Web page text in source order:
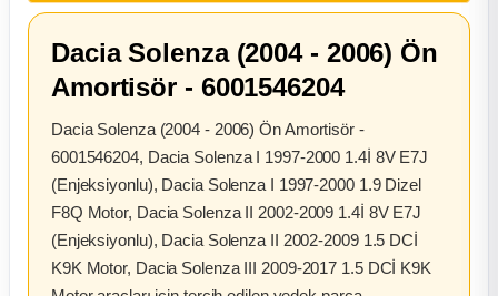
Parça
Dacia Solenza (2004 - 2006) Ön
Amortisör - 6001546204
Dacia Solenza (2004 - 2006) Ön Amortisör -
6001546204, Dacia Solenza I 1997-2000 1.4İ 8V E7J
(Enjeksiyonlu), Dacia Solenza I 1997-2000 1.9 Dizel
F8Q Motor, Dacia Solenza II 2002-2009 1.4İ 8V E7J
(Enjeksiyonlu), Dacia Solenza II 2002-2009 1.5 DCİ
K9K Motor, Dacia Solenza III 2009-2017 1.5 DCİ K9K